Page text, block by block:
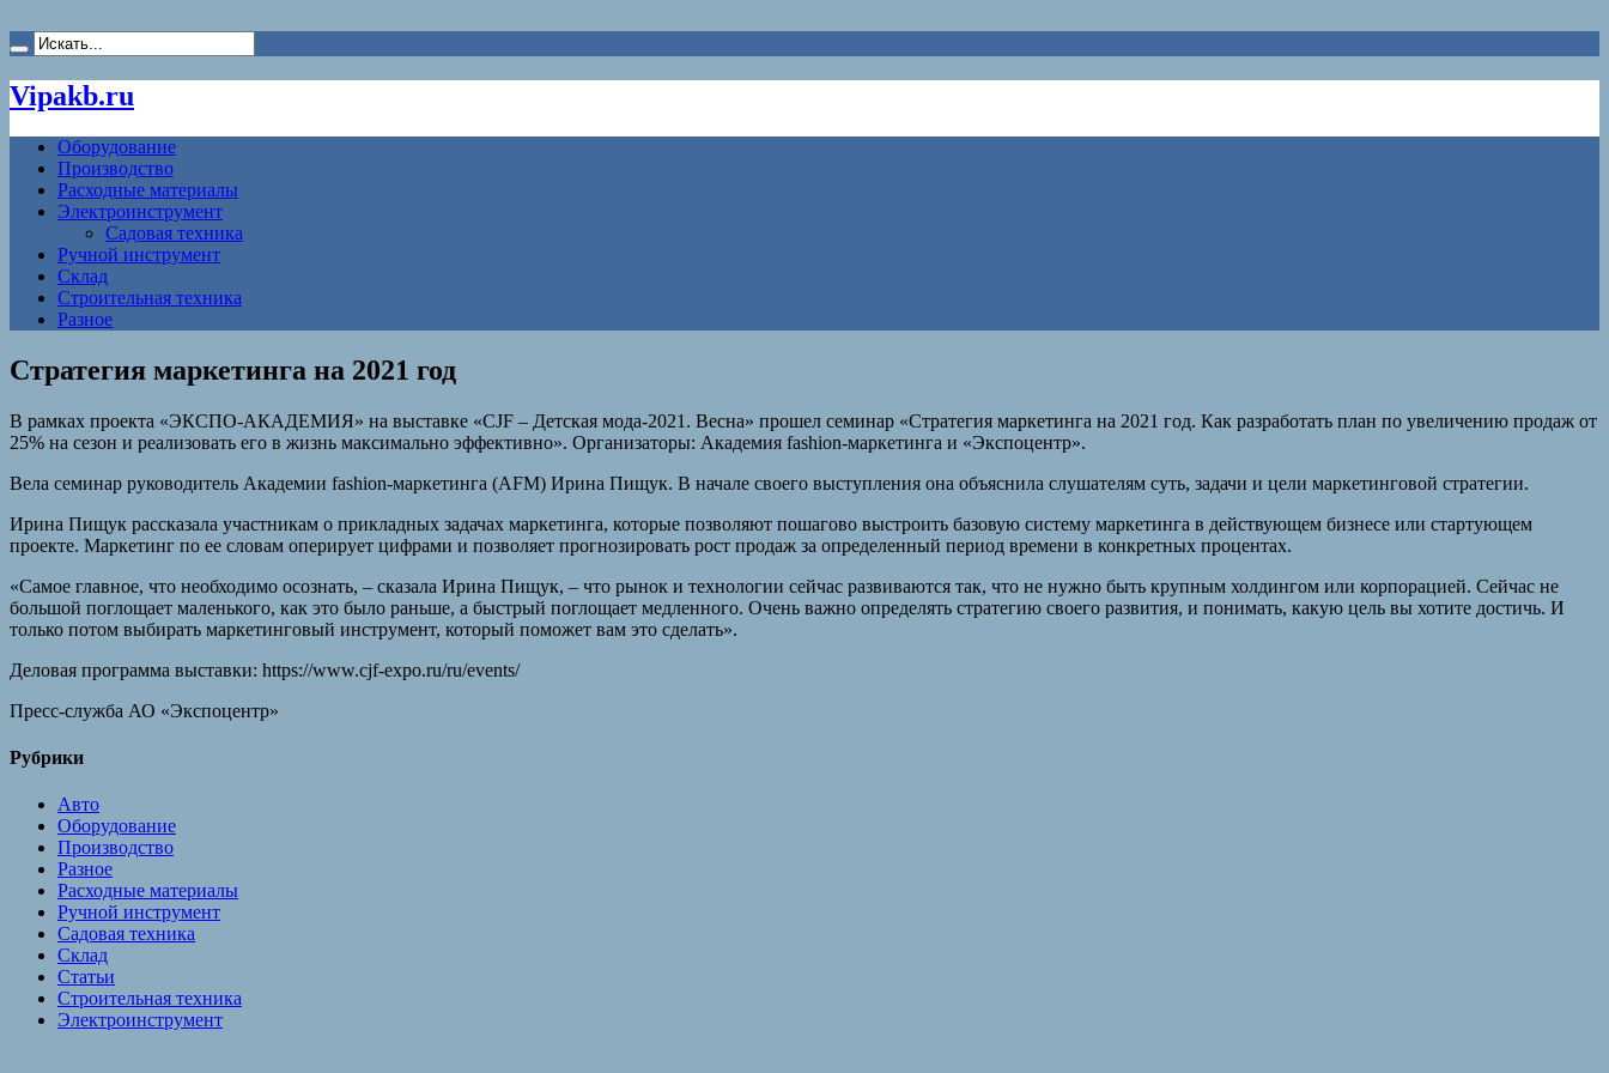
Vipakb.ru
Оборудование
Производство
Расходные материалы
Электроинструмент
Садовая техника
Ручной инструмент
Склад
Строительная техника
Разное
Стратегия маркетинга на 2021 год
В рамках проекта «ЭКСПО-АКАДЕМИЯ» на выставке «CJF – Детская мода-2021. Весна» прошел семинар «Стратегия маркетинга на 2021 год. Как разработать план по увеличению продаж от
25% на сезон и реализовать его в жизнь максимально эффективно». Организаторы: Академия fashion-маркетинга и «Экспоцентр».
Вела семинар руководитель Академии fashion-маркетинга (AFM) Ирина Пищук. В начале своего выступления она объяснила слушателям суть, задачи и цели маркетинговой стратегии.
Ирина Пищук рассказала участникам о прикладных задачах маркетинга, которые позволяют пошагово выстроить базовую систему маркетинга в действующем бизнесе или стартующем
проекте. Маркетинг по ее словам оперирует цифрами и позволяет прогнозировать рост продаж за определенный период времени в конкретных процентах.
«Самое главное, что необходимо осознать, – сказала Ирина Пищук, – что рынок и технологии сейчас развиваются так, что не нужно быть крупным холдингом или корпорацией. Сейчас не
большой поглощает маленького, как это было раньше, а быстрый поглощает медленного. Очень важно определять стратегию своего развития, и понимать, какую цель вы хотите достичь. И
только потом выбирать маркетинговый инструмент, который поможет вам это сделать».
Деловая программа выставки: https://www.cjf-expo.ru/ru/events/
Пресс-служба АО «Экспоцентр»
Рубрики
Авто
Оборудование
Производство
Разное
Расходные материалы
Ручной инструмент
Садовая техника
Склад
Статьи
Строительная техника
Электроинструмент